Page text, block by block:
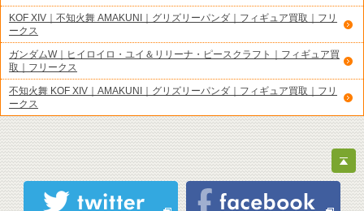
KOF XIV｜不知火舞 AMAKUNI｜グリズリーパンダ｜フィギュア買取｜フリ
ークス
ガンダムW｜ヒイロイロ・ユイ＆リリーナ・ピースクラフト｜フィギュア買
取｜フリークス
不知火舞 KOF XIV｜AMAKUNI｜グリズリーパンダ｜フィギュア買取｜フリ
ークス